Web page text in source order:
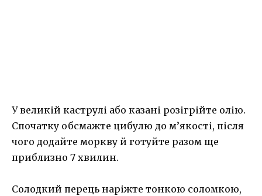
У великій каструлі або казані розігрійте олію.
Спочатку обсмажте цибулю до м’якості, після
чого додайте моркву й готуйте разом ще
приблизно 7 хвилин.
Солодкий перець наріжте тонкою соломкою,